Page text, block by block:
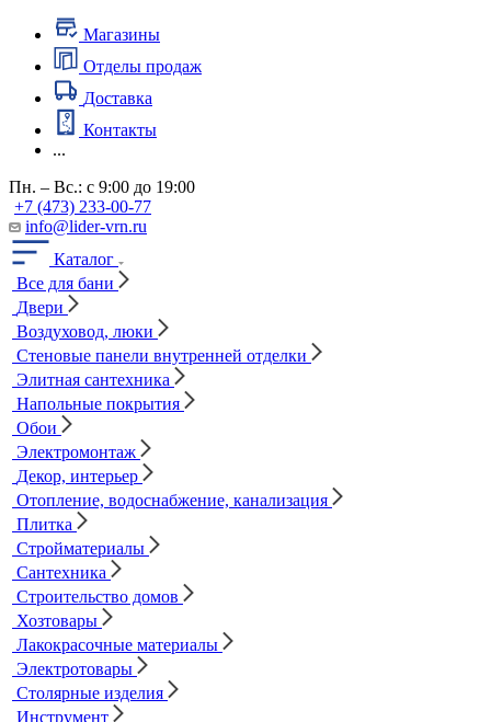
Магазины
Отделы продаж
Доставка
Контакты
...
Пн. – Вс.: с 9:00 до 19:00
+7 (473) 233-00-77
info@lider-vrn.ru
Каталог
Все для бани
Двери
Воздуховод, люки
Стеновые панели внутренней отделки
Элитная сантехника
Напольные покрытия
Обои
Электромонтаж
Декор, интерьер
Отопление, водоснабжение, канализация
Плитка
Стройматериалы
Сантехника
Строительство домов
Хозтовары
Лакокрасочные материалы
Электротовары
Столярные изделия
Инструмент